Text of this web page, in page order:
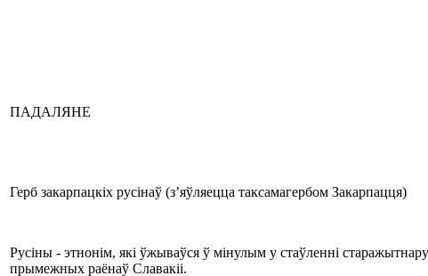
ПАДАЛЯНЕ
Герб закарпацкіх русінаў (з’яўляецца таксамагербом Закарпацця)
Русіны - этнонім, які ўжываўся ў мінулым у стаўленні
прымежных раёнаў Славакіі.